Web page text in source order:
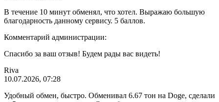
В течение 10 минут обменял, что хотел. Выражаю большую
благодарность данному сервису. 5 баллов.
Комментарий администрации:
Спасибо за ваш отзыв! Будем рады вас видеть!
Riva
10.07.2026, 07:28
Удобный обмен, быстро. Обменивал 6.67 тон на Doge, сделали